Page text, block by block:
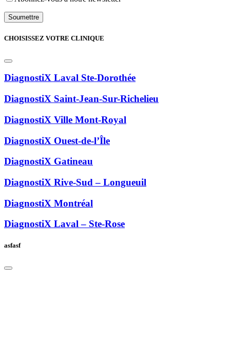
CHOISISSEZ VOTRE CLINIQUE
DiagnostiX Laval Ste-Dorothée
DiagnostiX Saint-Jean-Sur-Richelieu
DiagnostiX Ville Mont-Royal
DiagnostiX Ouest-de-l’Île
DiagnostiX Gatineau
DiagnostiX Rive-Sud – Longueuil
DiagnostiX Montréal
DiagnostiX Laval – Ste-Rose
asfasf